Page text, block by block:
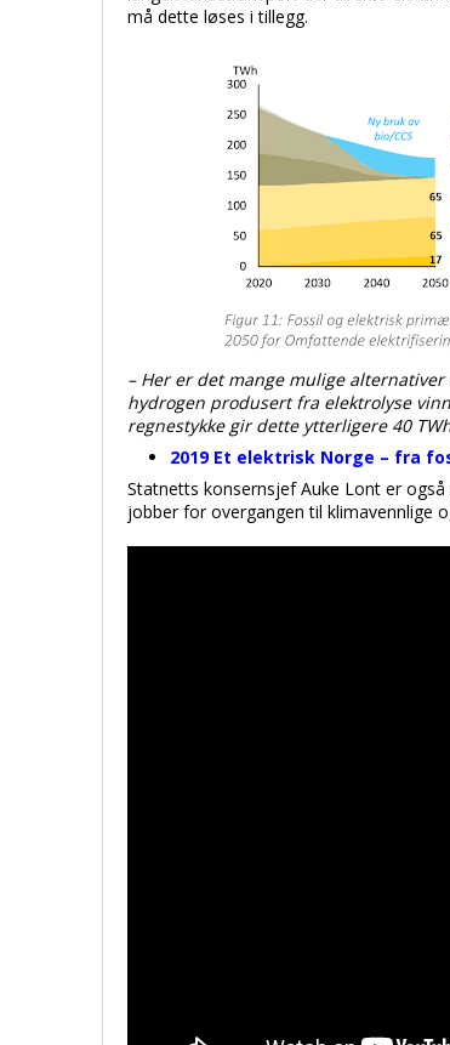
må dette løses i tillegg.
– Her er det mange mulige
hydrogen produsert fra elektrolyse
regnestykke gir dette ytterligere 40
2019 Et elektrisk Norge – fra
Statnetts konsernsjef Auke Lont er
jobber for overgangen til klimavennlige